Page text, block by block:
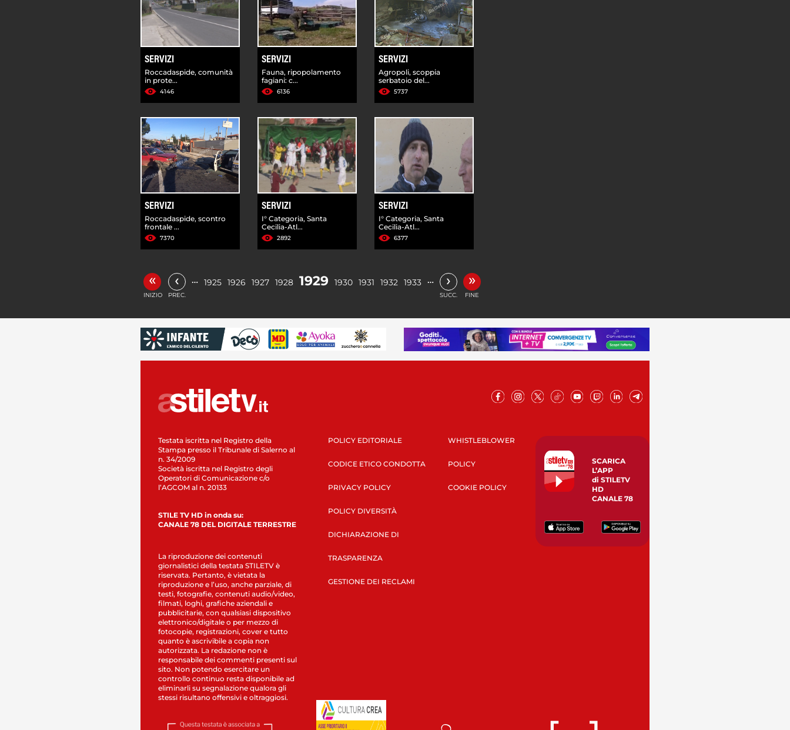
SERVIZI
Roccadaspide, comunità
in prote...
4146
SERVIZI
Fauna, ripopolamento
fagiani: c...
6136
SERVIZI
Agropoli, scoppia
serbatoio del...
5737
SERVIZI
Roccadaspide, scontro
frontale ...
7370
SERVIZI
I° Categoria, Santa
Cecilia-Atl...
2892
SERVIZI
I° Categoria, Santa
Cecilia-Atl...
6377
«
INIZIO
‹
PREC.
… 1925 1926 1927 1928 1929 1930 1931 1932 1933 … ›
SUCC.
»
FINE
Testata iscritta nel Registro della
Stampa presso il Tribunale di Salerno al
n. 34/2009
Società iscritta nel Registro degli
Operatori di Comunicazione c/o
l’AGCOM al n. 20133
STILE TV HD in onda su:
CANALE 78 DEL DIGITALE TERRESTRE
La riproduzione dei contenuti
giornalistici della testata STILETV è
riservata. Pertanto, è vietata la
riproduzione e l’uso, anche parziale, di
testi, fotografie, contenuti audio/video,
filmati, loghi, grafiche aziendali e
pubblicitarie, con qualsiasi dispositivo
elettronico/digitale o per mezzo di
fotocopie, registrazioni, cover e tutto
quanto è ascrivibile a copia non
autorizzata. La redazione non è
responsabile dei commenti presenti sul
sito. Non potendo esercitare un
controllo continuo resta disponibile ad
eliminarli su segnalazione qualora gli
stessi risultano offensivi e oltraggiosi.
POLICY EDITORIALE
CODICE ETICO CONDOTTA
PRIVACY POLICY
POLICY DIVERSITÀ
DICHIARAZIONE DI
TRASPARENZA
GESTIONE DEI RECLAMI
WHISTLEBLOWER
POLICY
COOKIE POLICY
SCARICA
L’APP
di STILETV
HD
CANALE 78